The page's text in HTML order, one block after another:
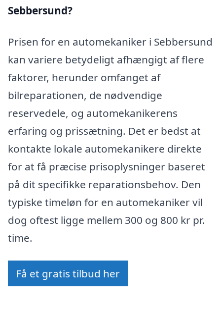
Sebbersund?
Prisen for en automekaniker i Sebbersund
kan variere betydeligt afhængigt af flere
faktorer, herunder omfanget af
bilreparationen, de nødvendige
reservedele, og automekanikerens
erfaring og prissætning. Det er bedst at
kontakte lokale automekanikere direkte
for at få præcise prisoplysninger baseret
på dit specifikke reparationsbehov. Den
typiske timeløn for en automekaniker vil
dog oftest ligge mellem 300 og 800 kr pr.
time.
Få et gratis tilbud her